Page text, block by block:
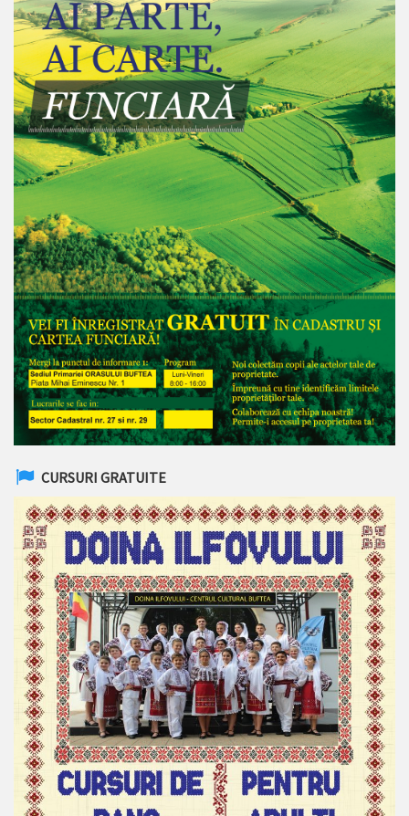
CURSURI GRATUITE